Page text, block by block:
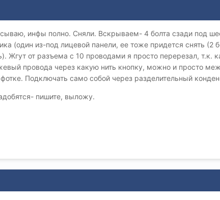
инфы полно. Сняли. Вскрываем- 4 болта сзади под
(один из-под лицевой панели, ее тоже придется снять
Жгут от разъема с 10 проводами я просто перерезал,
провода через какую нить кнопку, можно и просто
Подключать само собой через разделительный
пишите, выложу.